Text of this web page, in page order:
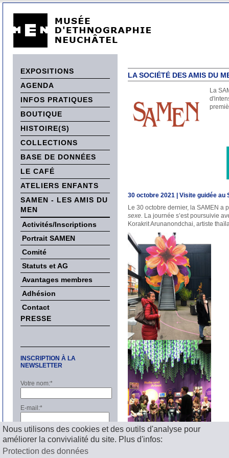
Nous utilisons des cookies et des outils d'analyse pour
améliorer la convivialité du site. Plus d'infos:
Protection des données
EXPOSITIONS
AGENDA
INFOS PRATIQUES
BOUTIQUE
HISTOIRE(S)
COLLECTIONS
BASE DE DONNÉES
LE CAFÉ
ATELIERS ENFANTS
SAMEN - LES AMIS DU
MEN
Activités/Inscriptions
Portrait SAMEN
Comité
Statuts et AG
Avantages membres
Adhésion
Contact
PRESSE
INSCRIPTION À LA
NEWSLETTER
Votre nom:*
E-mail:*
S'inscrire
LA SOCIÉTÉ DES AMIS DU
La
30 octobre 2021 | Visite guidée au
Le 30 octobre dernier, la SAMEN a
sexe. La journée s’est poursuivie
Korakrit Arunanondchai, artiste